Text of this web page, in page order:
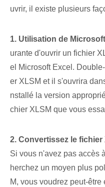
uvrir, il existe plusieurs
1.⁣ Utilisation de
urante d'ouvrir un fichier
el Microsoft Excel.
er XLSM et il s'ouvrira
nstallé la version
chier XLSM que vous
2. Convertissez le
⁢Si vous n'avez pas accès
herchez⁤ un moyen⁣ plus
M, vous voudrez peut-